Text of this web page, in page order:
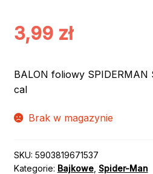
3,99 zł
BALON foliowy SPIDERMAN
cal
Brak w magazynie
SKU: 5903819671537
Kategorie: Bajkowe, Spider-Man